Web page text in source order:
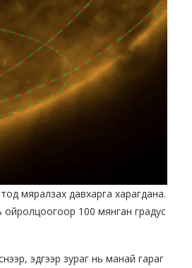
мяралзах давхарга харагдана.
ойролцоогоор 100 мянган градус
эдгээр зураг нь манай гараг